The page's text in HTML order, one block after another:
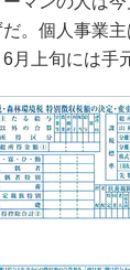
。個人事業
月上旬には手